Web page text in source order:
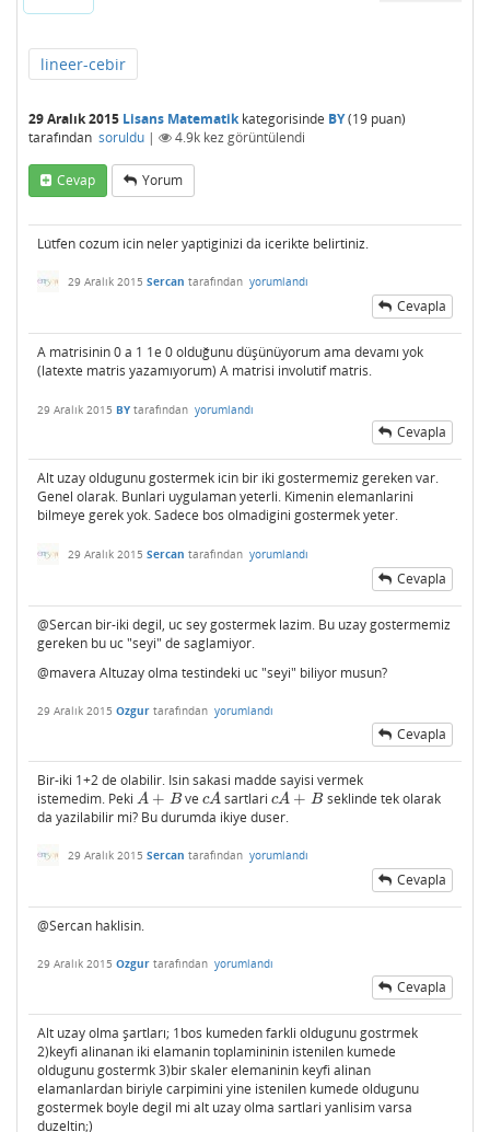
lineer-cebir
29 Aralık 2015 Lisans Matematikkategorisinde BY(19 puan)
tarafından soruldu | 4.9k kez görüntülendi
Cevap Yorum
Lútfen cozum icin neler yaptiginizi da icerikte belirtiniz.
29 Aralık 2015 Sercan tarafından yorumlandı
Cevapla
A matrisinin 0 a 1 1e 0 olduğunu düşünüyorum ama devamı yok
(latexte matris yazamıyorum) A matrisi involutif matris.
29 Aralık 2015 BY tarafından yorumlandı
Cevapla
Alt uzay oldugunu gostermek icin bir iki gostermemiz gereken var.
Genel olarak. Bunlari uygulaman yeterli. Kimenin elemanlarini
bilmeye gerek yok. Sadece bos olmadigini gostermek yeter.
29 Aralık 2015 Sercan tarafından yorumlandı
Cevapla
@Sercan bir-iki degil, uc sey gostermek lazim. Bu uzay gostermemiz
gereken bu uc "seyi" de saglamiyor.
@mavera Altuzay olma testindeki uc "seyi" biliyor musun?
29 Aralık 2015 Ozgur tarafından yorumlandı
Cevapla
Bir-iki 1+2 de olabilir. Isin sakasi madde sayisi vermek
istemedim. Peki A + B
A+ B vecA
cA sartlaricA + B
cA+B
seklinde tek olarak
da yazilabilir mi? Bu durumda ikiye duser.
29 Aralık 2015 Sercan tarafından yorumlandı
Cevapla
@Sercan haklisin.
29 Aralık 2015 Ozgur tarafından yorumlandı
Cevapla
Alt uzay olma şartları; 1bos kumeden farkli oldugunu gostrmek
2)keyfi alinanan iki elamanin toplamininin istenilen kumede
oldugunu gostermk 3)bir skaler elemaninin keyfi alinan
elamanlardan biriyle carpimini yine istenilen kumede oldugunu
gostermek boyle degil mi alt uzay olma sartlari yanlisim varsa
duzeltin;)